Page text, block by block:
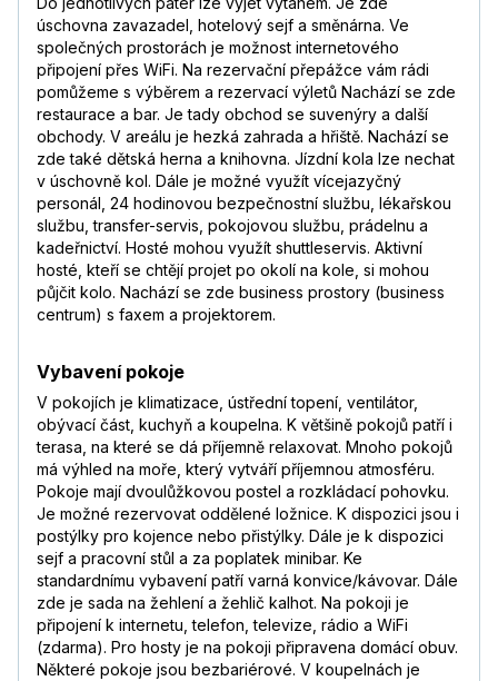
úschovna zavazadel, hotelový sejf a směnárna. Ve
společných prostorách je možnost internetového
připojení přes WiFi. Na rezervační přepážce vám rádi
pomůžeme s výběrem a rezervací výletů Nachází se zde
restaurace a bar. Je tady obchod se suvenýry a další
obchody. V areálu je hezká zahrada a hřiště. Nachází se
zde také dětská herna a knihovna. Jízdní kola lze nechat
v úschovně kol. Dále je možné využít vícejazyčný
personál, 24 hodinovou bezpečnostní službu, lékařskou
službu, transfer-servis, pokojovou službu, prádelnu a
kadeřnictví. Hosté mohou využít shuttleservis. Aktivní
hosté, kteří se chtějí projet po okolí na kole, si mohou
půjčit kolo. Nachází se zde business prostory (business
centrum) s faxem a projektorem.
Vybavení pokoje
V pokojích je klimatizace, ústřední topení, ventilátor,
obývací část, kuchyň a koupelna. K většině pokojů patří i
terasa, na které se dá příjemně relaxovat. Mnoho pokojů
má výhled na moře, který vytváří příjemnou atmosféru.
Pokoje mají dvoulůžkovou postel a rozkládací pohovku.
Je možné rezervovat oddělené ložnice. K dispozici jsou i
postýlky pro kojence nebo přistýlky. Dále je k dispozici
sejf a pracovní stůl a za poplatek minibar. Ke
standardnímu vybavení patří varná konvice/kávovar. Dále
zde je sada na žehlení a žehlič kalhot. Na pokoji je
připojení k internetu, telefon, televize, rádio a WiFi
(zdarma). Pro hosty je na pokoji připravena domácí obuv.
Některé pokoje jsou bezbariérové. V koupelnách je